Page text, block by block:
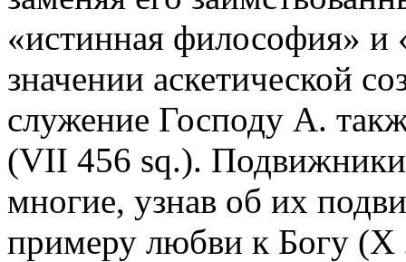
«истинная философия» и
значении аскетической
служение Господу А.
(VII 456 sq.). Подвижники
многие, узнав об их
примеру любви к Богу (X